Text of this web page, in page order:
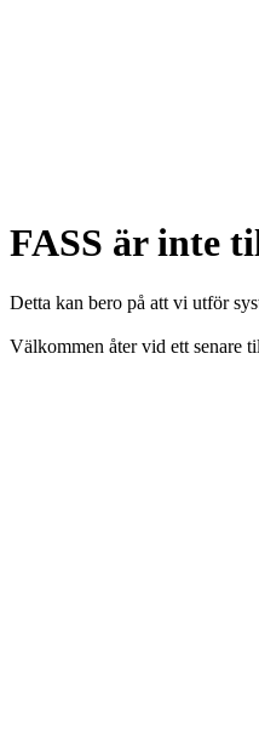
FASS är inte
Detta kan bero på att vi utför
Välkommen åter vid ett senare